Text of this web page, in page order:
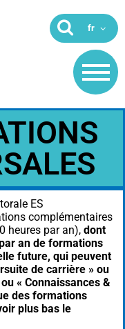
ES
complémentaires
heures par an), dont
an de formations
future, qui peuvent
de carrière » ou
« Connaissances &
des formations
plus bas le